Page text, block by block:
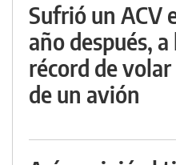
Sufrió un ACV
año después,
récord de
de un avión